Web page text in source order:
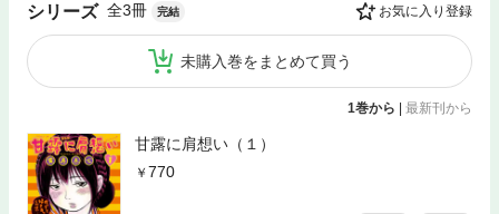
シリーズ 全3冊 完結 お気に入り登録
未購入巻をまとめて買う
1巻から | 最新刊から
甘露に肩想い（１）
770